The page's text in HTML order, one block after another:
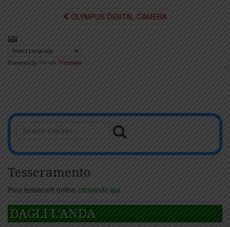
OLYMPUS DIGITAL CAMERA
Powered by Translate
Tesseramento
Puoi tesserarti online cliccando qui
DAGLI L'ANDA